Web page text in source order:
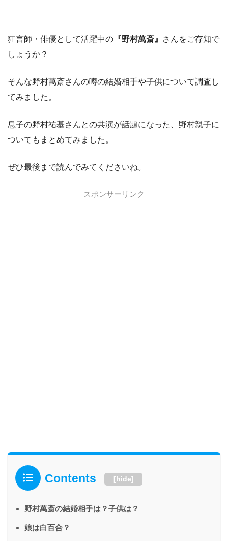
狂言師・俳優として活躍中の 『野村萬斎』
さんをご存知で
しょうか？
そんな野村萬斎さんの噂の結婚相手や子供について調査し
てみました。
息子の野村祐基さんとの共演が話題になった、野村親子に
ついてもまとめてみました。
ぜひ最後まで読んでみてくださいね。
スポンサーリンク
Contents [hide]
野村萬斎の結婚相手は？子供は？
娘は白百合？